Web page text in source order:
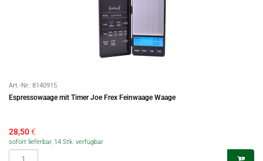
Art.-Nr.: 8140915
Espressowaage mit Timer Joe Frex Feinwaage Waage
28,50€
sofort lieferbar, 14 Stk. verfügbar